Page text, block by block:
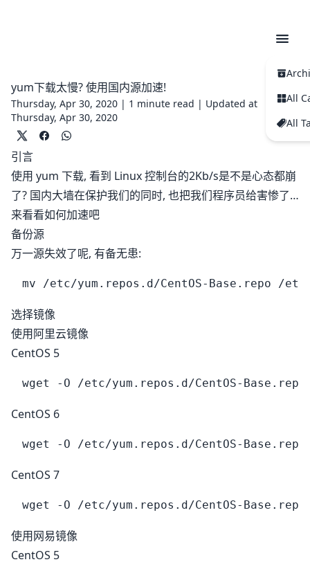
All
All
yum下载太慢? 使用国内源加速!
Thursday, Apr 30, 2020 | 1 minute read | Updated at
Thursday, Apr 30, 2020
引言
使用 yum 下载, 看到 Linux 控制台的2Kb/s是不是心态都崩
了? 国内大墙在保护我们的同时, 也把我们程序员给害惨了…
来看看如何加速吧
备份源
万一源失效了呢, 有备无患:
选择镜像
使用阿里云镜像
CentOS 5
CentOS 6
CentOS 7
使用网易镜像
CentOS 5